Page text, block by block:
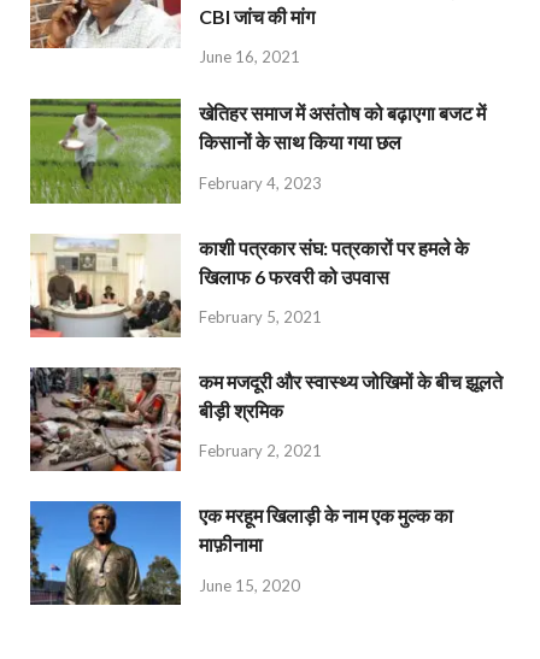
CBI जांच की मांग
June 16, 2021
खेतिहर समाज में असंतोष को बढ़ाएगा बजट में
किसानों के साथ किया गया छल
February 4, 2023
काशी पत्रकार संघ: पत्रकारों पर हमले के
खिलाफ 6 फरवरी को उपवास
February 5, 2021
कम मजदूरी और स्वास्थ्य जोखिमों के बीच झूलते
बीड़ी श्रमिक
February 2, 2021
एक मरहूम खिलाड़ी के नाम एक मुल्क का
माफ़ीनामा
June 15, 2020